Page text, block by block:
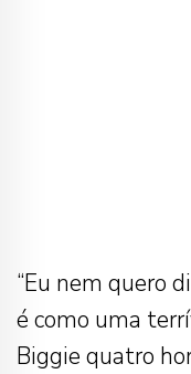
“Eu nem quero
é como uma
Biggie quatro